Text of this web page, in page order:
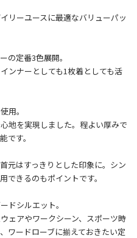
リーユースに最適なバリューパッ
の定番3色展開。
ンナーとしても1枚着としても活
用。
地を実現しました。程よい厚みで
です。
元はすっきりとした印象に。シン
できるのもポイントです。
ドシルエット。
ェアやワークシーン、スポーツ時
ワードローブに揃えておきたい定